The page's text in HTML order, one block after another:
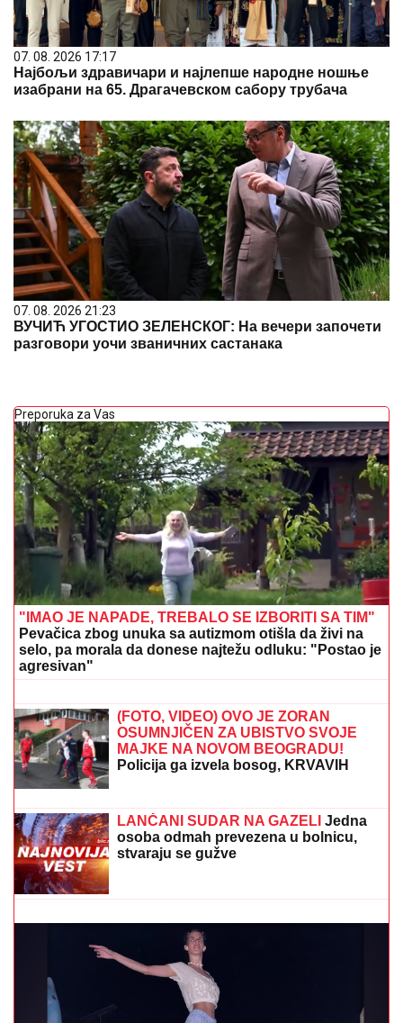
07. 08. 2026 17:17
Најбољи здравичари и најлепше народне ношње
изабрани на 65. Драгачевском сабору трубача
07. 08. 2026 21:23
ВУЧИЋ УГОСТИО ЗЕЛЕНСКОГ: На вечери започети
разговори уочи званичних састанака
Preporuka za Vas
"IMAO JE NAPADE, TREBALO SE IZBORITI SA TIM"
Pevačica zbog unuka sa autizmom otišla da živi na
selo, pa morala da donese najtežu odluku: "Postao je
agresivan"
NOVAC!Bora Santana razvio biznis
van rijalitija o kom malo ko zna
MAJKE NA NOVOM BEOGRADU!
Policija ga izvela bosog, KRVAVIH
nogu sa lisicama na rukama, ušao u
kola Hitne pomoći